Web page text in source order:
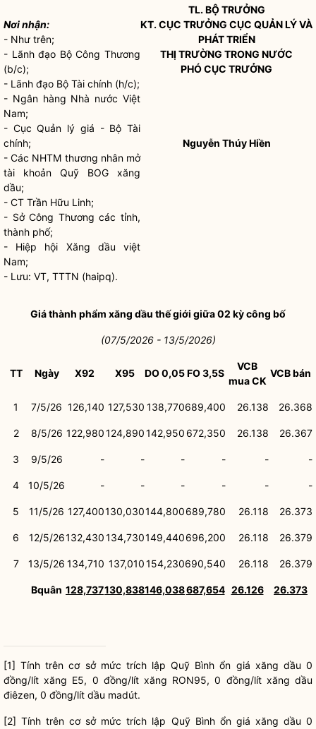
Nơi nhận:
- Như trên;
- Lãnh đạo Bộ CôngThương
(b/c);
- L ãnh đạo Bộ Tài chính (h/c);
- Ngân hàng Nhà nước Việt
Nam;
- Cục Quản lý giá - BộTài
chính;
- Các NHTM thương nhân mở
tài khoản Quỹ BOG xăng
dầu;
- CT Trần Hữu Linh;
- Sở Công Thương cáctỉnh,
thành phố;
- Hiệp hội Xăng dầu việt
Nam;
- Lưu: VT, TTTN (haipq).
TL.BỘ TRƯỞNG
KT. CỤC TRƯỞNG CỤC QUẢN LÝ VÀ
PHÁT TRIỂN
THỊ TRƯỜNG TRONG NƯỚC
PHÓ CỤC TRƯỞNG
Nguyễn Thúy Hiền
Giá thành phẩm xăng dầu thế giới giữa 02 kỳ công bố
(07/5/2026 - 13/5/2026)
TT Ngày X92 X95 DO0,05FO 3,5S
VCB
mua CK
VCB bán
1 7/5/26 126,140 127,530 138,770689,400 26.138 26.368
2 8/5/26 122,980124,890142,950 672,350 26.138 26.367
3 9/5/26 - - - - - -
4 10/5/26 - - - - - -
5 11/5/26 127,400130,030144,800689,780 26.118 26.373
6 12/5/26132,430134,730149,440696,200 26.118 26.379
7 13/5/26 134,710 137,010154,230690,540 26.118 26.379
Bquân 128,737130,838146,038687,654 26.126 26.373
[1] Tính trên cơ sở mức trích lập Quỹ Bình ổn giá xăng dầu 0
đồng/lít xăng E5, 0 đồng/lít xăng RON95, 0 đồng/lít xăng dầu
điêzen, 0 đồng/lít dầu madút.
[2] Tính trên cơ sở mức trích lập Quỹ Bình ổn giá xăng dầu 0